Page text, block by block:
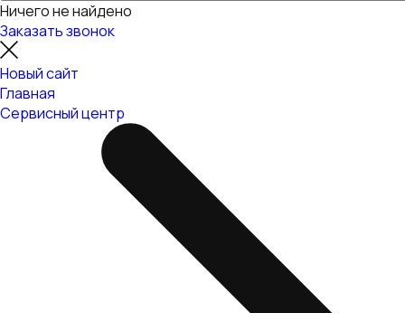
Ничего не найдено
Заказать звонок
Новый сайт
Главная
Сервисный центр